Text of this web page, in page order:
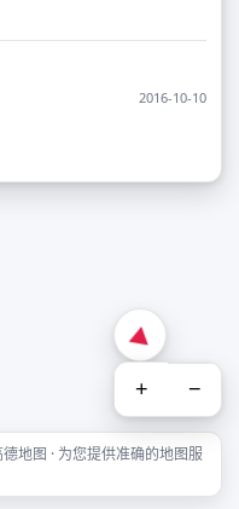
2016-10-10
+ −
地图 · 为您提供准确的地图服